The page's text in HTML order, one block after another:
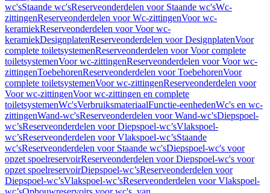
wc'sStaande wc'sReserveonderdelen voor Staande wc'sWc-
zittingenReserveonderdelen voor Wc-zittingenVoor wc-
keramiekReserveonderdelen voor Voor wc-
keramiekDesignplatenReserveonderdelen voor DesignplatenVoor
complete toiletsystemenReserveonderdelen voor Voor complete
toiletsystemenVoor wc-zittingenReserveonderdelen voor Voor wc-
zittingenToebehorenReserveonderdelen voor ToebehorenVoor
complete toiletsystemenVoor wc-zittingenReserveonderdelen voor
Voor wc-zittingenVoor wc-zittingen en complete
toiletsystemenWc'sVerbruiksmateriaalFunctie-eenhedenWc's en wc-
zittingenWand-wc'sReserveonderdelen voor Wand-wc'sDiepspoel-
wc’sReserveonderdelen voor Diepspoel-wc’sVlakspoel-
wc’sReserveonderdelen voor Vlakspoel-wc’sStaande
wc'sReserveonderdelen voor Staande wc'sDiepspoel-wc's voor
opzet spoelreservoirReserveonderdelen voor Diepspoel-wc's voor
opzet spoelreservoirDiepspoel-wc’sReserveonderdelen voor
Diepspoel-wc’sVlakspoel-wc’sReserveonderdelen voor Vlakspoel-